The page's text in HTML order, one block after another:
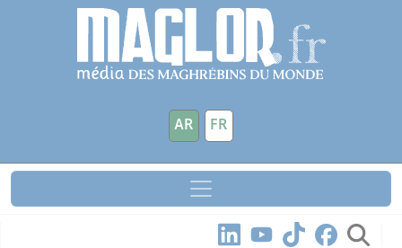
تجاوز إلى المحتوى الرئيسي
FR
AR
لوحة إدارة ملفات تعريف الارتباط